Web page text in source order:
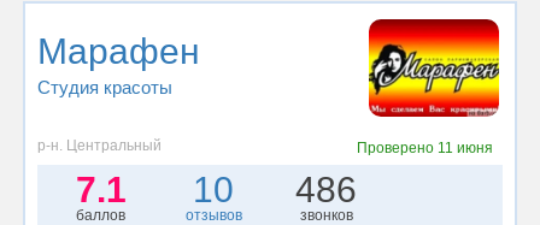
Марафен
Студия красоты
р-н. Центральный Проверено 11 июня
7.1
баллов
10
отзывов
486
звонков